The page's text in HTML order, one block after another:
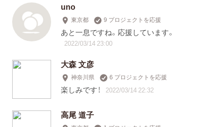
uno
東京都 9 プロジェクトを応援
あと一息ですね。応援しています。
2022/03/14 23:00
大森 文彦
神奈川県 6 プロジェクトを応援
楽しみです！ 2022/03/14 22:32
高尾 道子